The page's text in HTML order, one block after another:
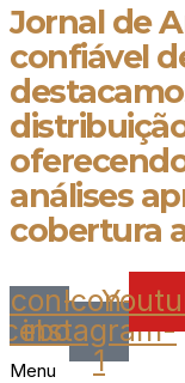
Jornal de
confiável
análises
cobertura
Icon-Icon-
instagram-
1
Menu